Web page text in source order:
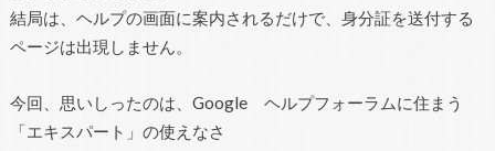
結局は、ヘルプの画面に案内されるだけで、身分証を送付する
ページは出現しません。
今回、思いしったのは、Google ヘルプフォーラムに住まう
「エキスパート」の使えなさ